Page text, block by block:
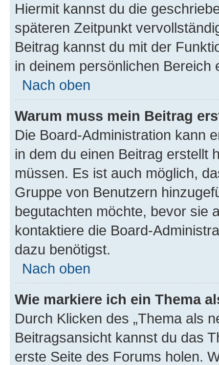
Hiermit kannst du die
späteren Zeitpunkt
Beitrag kannst du mit der
in deinem persönlichen Bereich
Nach oben
Warum muss mein Beitrag
Die Board-Administration kann
in dem du einen Beitrag erstellt
müssen. Es ist auch möglich,
Gruppe von Benutzern
begutachten möchte, bevor sie
kontaktiere die Board-
dazu benötigst.
Nach oben
Wie markiere ich ein Thema
Durch Klicken des „Thema als
Beitragsansicht kannst du das
erste Seite des Forums holen.